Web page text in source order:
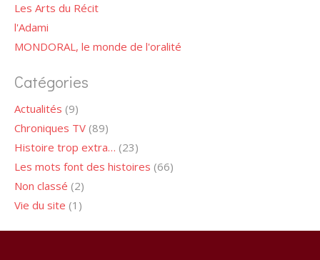
Les Arts du Récit
l'Adami
MONDORAL, le monde de l'oralité
Catégories
Actualités (9)
Chroniques TV (89)
Histoire trop extra… (23)
Les mots font des histoires (66)
Non classé (2)
Vie du site (1)